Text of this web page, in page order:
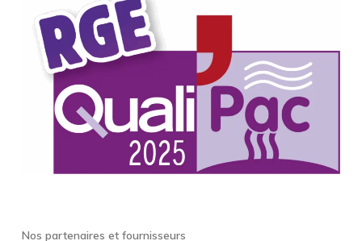
Nos partenaires et fournisseurs